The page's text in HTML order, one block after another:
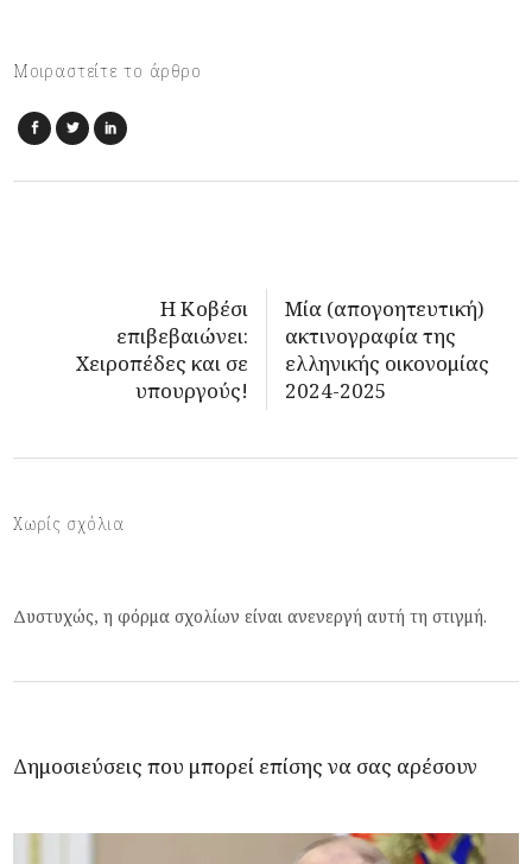
Μοιραστείτε το άρθρο
Η Κοβέσι
επιβεβαιώνει:
Χειροπέδες και σε
υπουργούς!
Μία (απογοητευτική)
ακτινογραφία της
ελληνικής οικονομίας
2024-2025
Χωρίς σχόλια
Δυστυχώς, η φόρμα σχολίων είναι ανενεργή αυτή τη στιγμή.
Δημοσιεύσεις που μπορεί επίσης να σας αρέσουν